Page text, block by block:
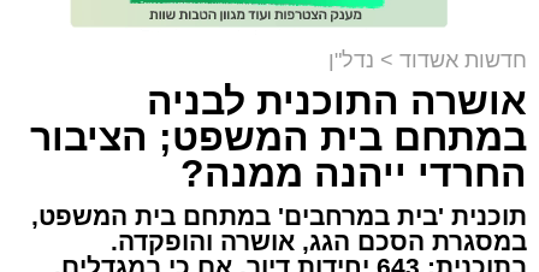
חדשות אשדוד > נדל"ן
אושרה התוכנית לבניה
במתחם בית המשפט; הציבור
החרדי ייהנה ממנה?
תוכנית 'בית במרחבים' במתחם בית המשפט,
במסגרת הסכם הגג, אושרה והופקדה.